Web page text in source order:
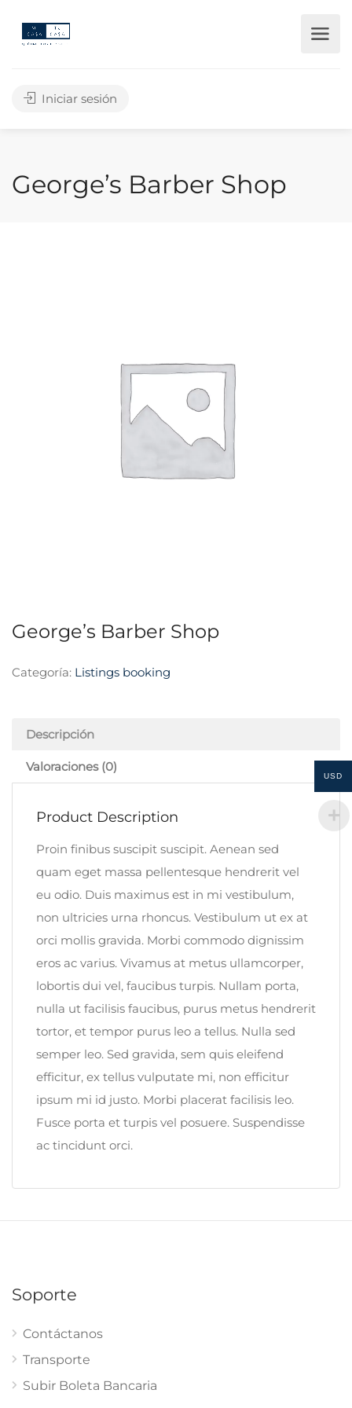
Iniciar sesión
George’s Barber Shop
George’s Barber Shop
Categoría: Listings booking
Descripción
Valoraciones (0)
Product Description
Proin finibus suscipit suscipit. Aenean sed
quam eget massa pellentesque hendrerit vel
eu odio. Duis maximus est in mi vestibulum,
non ultricies urna rhoncus. Vestibulum ut ex at
orci mollis gravida. Morbi commodo dignissim
eros ac varius. Vivamus at metus ullamcorper,
lobortis dui vel, faucibus turpis. Nullam porta,
nulla ut facilisis faucibus, purus metus hendrerit
tortor, et tempor purus leo a tellus. Nulla sed
semper leo. Sed gravida, sem quis eleifend
efficitur, ex tellus vulputate mi, non efficitur
ipsum mi id justo. Morbi placerat facilisis leo.
Fusce porta et turpis vel posuere. Suspendisse
ac tincidunt orci.
Soporte
Contáctanos
Transporte
Subir Boleta Bancaria
USD